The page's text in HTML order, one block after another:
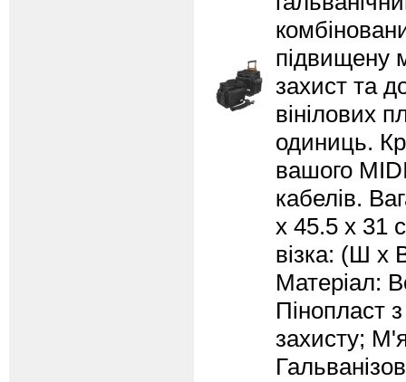
підвищену
захист та
вінілових
одиниць.
вашого
кабелів.
x 45.5 x 31
візка: (Ш х
Матеріал:
Пінопласт
захисту;